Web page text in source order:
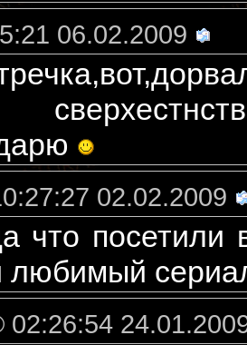
06.02.2009
02.02.2009
что посетили
любимый
02:26:54